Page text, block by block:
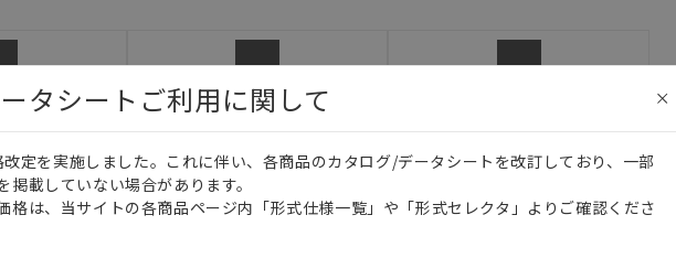
載されているアプリケーション事例は参考用ですので、ご採用に際しては機器・装置の機能や安全性を
内容や連絡先等は作成当時のものであり、変更・改定させていただいている可能性があります。改めて当
認のうえ、ご用命下さいますようお願いいたします。
2D CAD
日本語
タシートご利用に関して
定を実施しました。これに伴い、各商品のカタログ/データシートを改訂しており、一部
掲載していない場合があります。
格は、当サイトの各商品ページ内「形式仕様一覧」や「形式セレクタ」よりご確認くださ